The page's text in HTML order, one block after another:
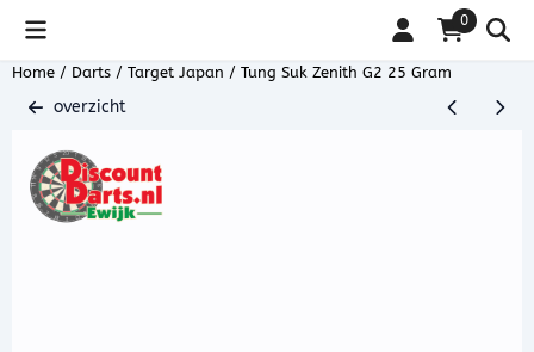
Cookievoorkeuren zijn beschikbaar. Kies instellingen of sta alle
0
Home / Darts / Target Japan / Tung Suk Zenith G2 25 Gram
overzicht